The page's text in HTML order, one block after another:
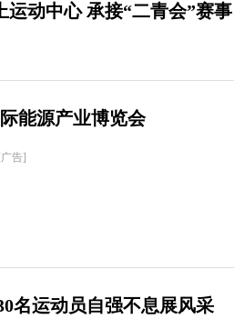
运动中心 承接“二青会”赛事
能源产业博览会
告]
名运动员自强不息展风采